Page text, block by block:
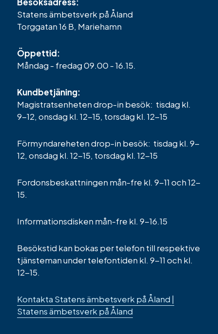
Statens ämbetsverk på Åland
Torggatan 16 B, Mariehamn
Öppettid:
Måndag - fredag 09.00 - 16.15.
Kundbetjäning:
Magistratsenheten drop-in besök: tisdag kl.
9-12, onsdag kl. 12-15, torsdag kl. 12-15
Förmyndareheten drop-in besök: tisdag kl. 9-
12, onsdag kl. 12-15, torsdag kl. 12-15
Fordonsbeskattningen mån-fre kl. 9-11 och 12-
15.
Informationsdisken mån-fre kl. 9-16.15
Besökstid kan bokas per telefon till respektive
tjänsteman under telefontiden kl. 9-11 och kl.
12-15.
Kontakta Statens ämbetsverk på Åland |
Statens ämbetsverk på Åland